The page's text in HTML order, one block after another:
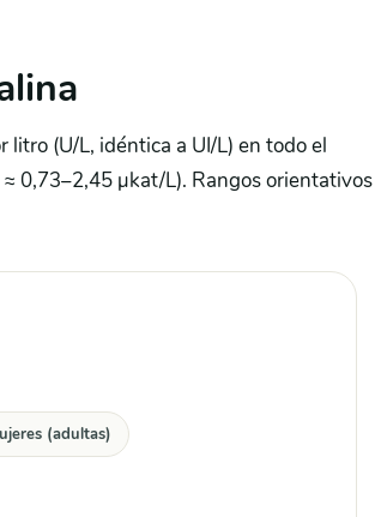
litro (U/L, idéntica a UI/L) en todo el
0,73–2,45 µkat/L). Rangos orientativos
(adultas)